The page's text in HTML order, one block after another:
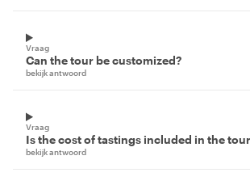
Vraag
Can the tour be customized?
bekijk antwoord
Vraag
Is the cost of tastings included in the
bekijk antwoord